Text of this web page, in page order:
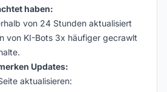
haben:
von 24 Stunden aktualisiert
von KI-Bots 3x häufiger gecrawlt
Updates:
aktualisieren: